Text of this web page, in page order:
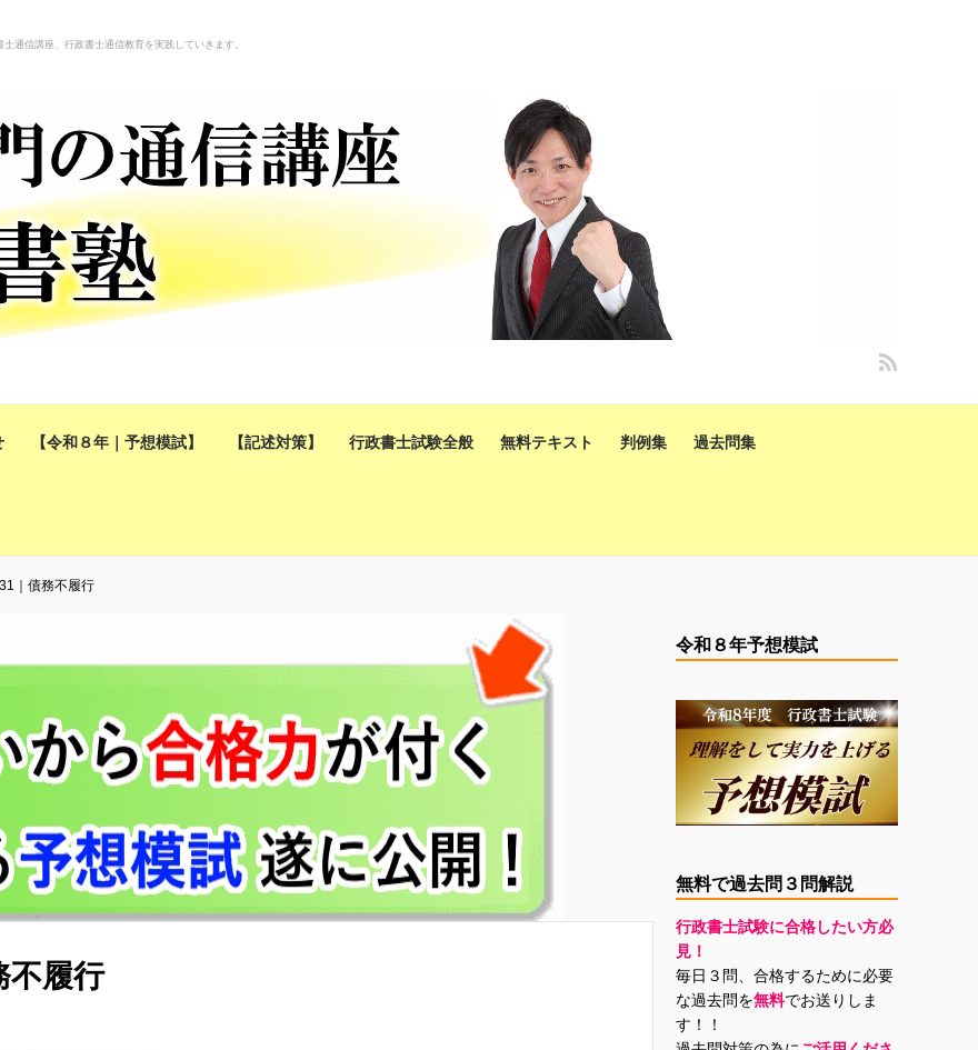
通信講座、行政書士通信教育を実践していきます。
【令和８年｜予想模試】 【記述対策】 行政書士試験全般 無料テキスト 判例集 過去問集
｜債務不履行
不履行
令和８年予想模試
無料で過去問３問解説
行政書士試験に合格したい方必
見！
毎日３問、合格するために必要
な過去問を無料でお送りしま
す！！